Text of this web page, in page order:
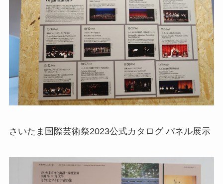
さいたま国際芸術祭2023公式カタログ パネル展示